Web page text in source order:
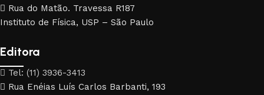
Rua do Matão. Travessa R187
Instituto de Física, USP – São Paulo
Editora
Tel: (11) 3936-3413
Rua Enéias Luís Carlos Barbanti, 193